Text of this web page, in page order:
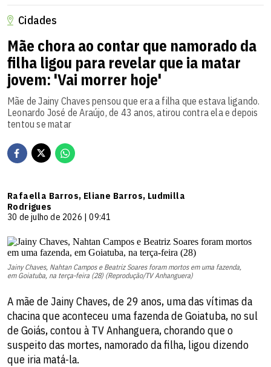
Cidades
Mãe chora ao contar que namorado da
filha ligou para revelar que ia matar
jovem: 'Vai morrer hoje'
Mãe de Jainy Chaves pensou que era a filha que estava ligando.
Leonardo José de Araújo, de 43 anos, atirou contra ela e depois
tentou se matar
Rafaella Barros, Eliane Barros, Ludmilla
Rodrigues
30 de julho de 2026 | 09:41
Jainy Chaves, Nahtan Campos e Beatriz Soares foram mortos em uma fazenda,
em Goiatuba, na terça-feira (28) (Reprodução/TV Anhanguera)
A mãe de Jainy Chaves, de 29 anos, uma das vítimas da
chacina que aconteceu uma fazenda de Goiatuba, no sul
de Goiás, contou à TV Anhanguera, chorando que o
suspeito das mortes, namorado da filha, ligou dizendo
que iria matá-la.